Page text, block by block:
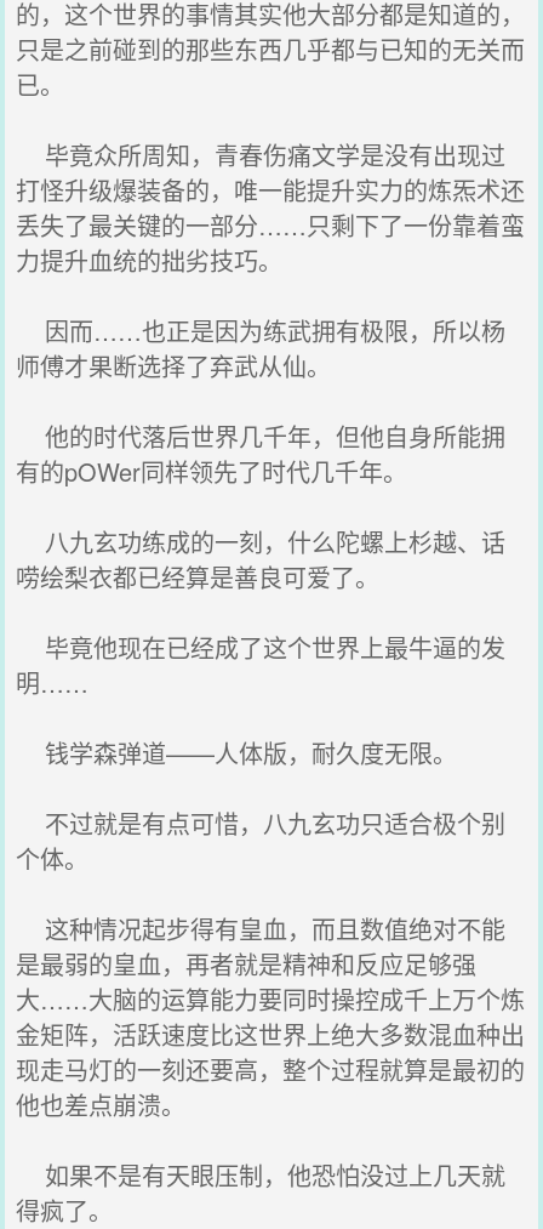
的，这个世界的事情其实他大部分都是知道的，
只是之前碰到的那些东西几乎都与已知的无关而
已。
毕竟众所周知，青春伤痛文学是没有出现过
打怪升级爆装备的，唯一能提升实力的炼炁术还
丢失了最关键的一部分……只剩下了一份靠着蛮
力提升血统的拙劣技巧。
因而……也正是因为练武拥有极限，所以杨
师傅才果断选择了弃武从仙。
他的时代落后世界几千年，但他自身所能拥
有的pOWer同样领先了时代几千年。
八九玄功练成的一刻，什么陀螺上杉越、话
唠绘梨衣都已经算是善良可爱了。
毕竟他现在已经成了这个世界上最牛逼的发
明……
钱学森弹道——人体版，耐久度无限。
不过就是有点可惜，八九玄功只适合极个别
个体。
这种情况起步得有皇血，而且数值绝对不能
是最弱的皇血，再者就是精神和反应足够强
大……大脑的运算能力要同时操控成千上万个炼
金矩阵，活跃速度比这世界上绝大多数混血种出
现走马灯的一刻还要高，整个过程就算是最初的
他也差点崩溃。
如果不是有天眼压制，他恐怕没过上几天就
得疯了。